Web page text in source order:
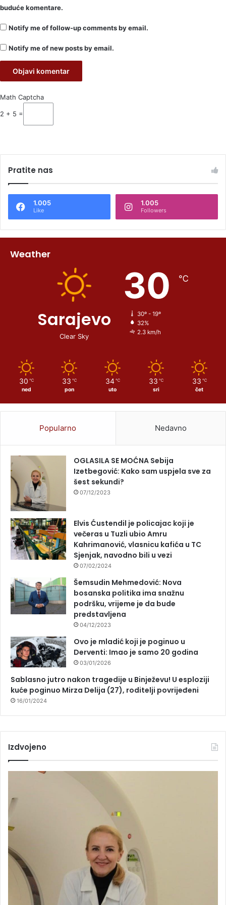
buduće komentare.
Notify me of follow-up comments by email.
Notify me of new posts by email.
Math Captcha
2 + 5 =
Pratite nas
1.005
Like
1.005
Followers
Weather
Sarajevo
Clear Sky
30 ℃
30º - 19º
32%
2.3 km/h
30 ℃
ned
33 ℃
pon
34 ℃
uto
33 ℃
sri
33 ℃
čet
Popularno Nedavno
OGLASILA SE MOĆNA Sebija
Izetbegović: Kako sam uspjela sve za
šest sekundi?
07/12/2023
Elvis Ćustendil je policajac koji je
večeras u Tuzli ubio Amru
Kahrimanović, vlasnicu kafića u TC
Sjenjak, navodno bili u vezi
07/02/2024
Šemsudin Mehmedović: Nova
bosanska politika ima snažnu
podršku, vrijeme je da bude
predstavljena
04/12/2023
Ovo je mladić koji je poginuo u
Derventi: Imao je samo 20 godina
03/01/2026
Sablasno jutro nakon tragedije u Binježevu! U esploziji
kuće poginuo Mirza Delija (27), roditelji povrijeđeni
16/01/2024
Izdvojeno